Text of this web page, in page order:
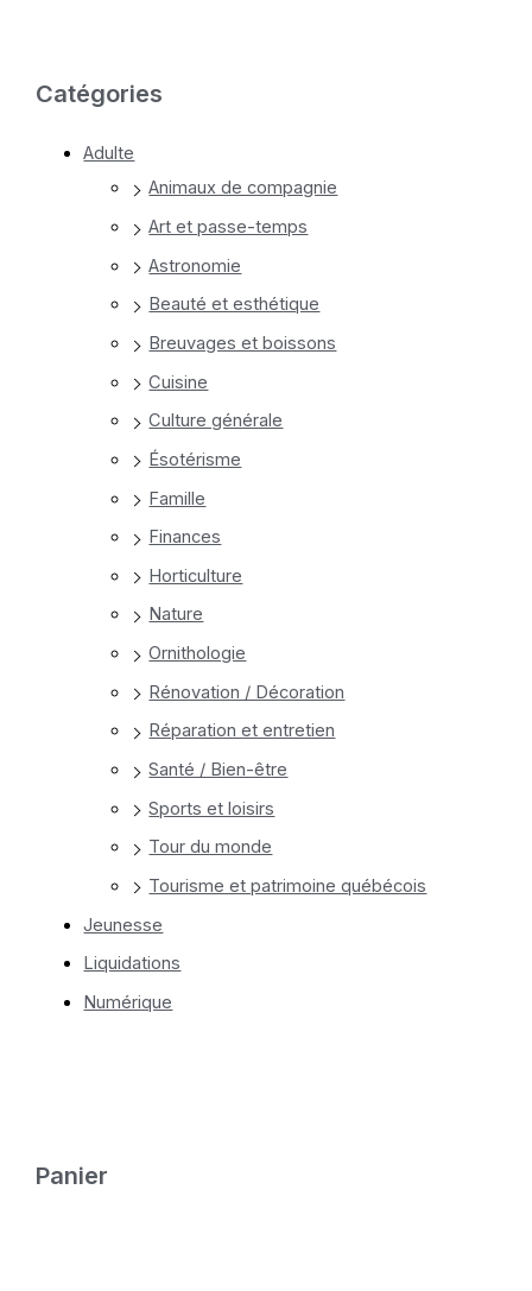
Catégories
Adulte
Animaux de compagnie
Art et passe-temps
Astronomie
Beauté et esthétique
Breuvages et boissons
Cuisine
Culture générale
Ésotérisme
Famille
Finances
Horticulture
Nature
Ornithologie
Rénovation / Décoration
Réparation et entretien
Santé / Bien-être
Sports et loisirs
Tour du monde
Tourisme et patrimoine québécois
Jeunesse
Liquidations
Numérique
Panier